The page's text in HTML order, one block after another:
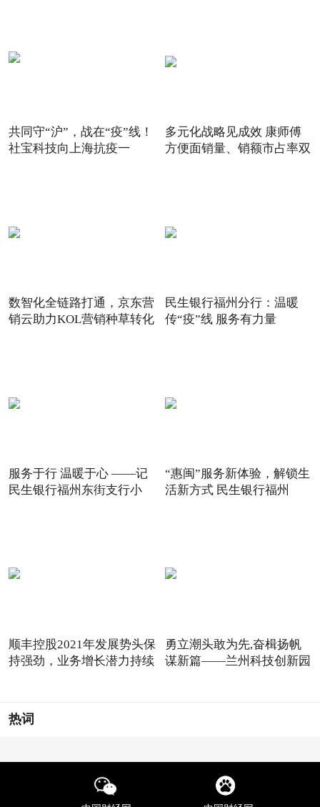
共同守“沪”，战在“疫”线！
社宝科技向上海抗疫一
多元化战略见成效 康师傅
方便面销量、销额市占率双
数智化全链路打通，京东营
销云助力KOL营销种草转化
民生银行福州分行：温暖
传“疫”线 服务有力量
服务于行 温暖于心 ——记
民生银行福州东街支行小
“惠闽”服务新体验，解锁生
活新方式 民生银行福州
顺丰控股2021年发展势头保
持强劲，业务增长潜力持续
勇立潮头敢为先,奋楫扬帆
谋新篇——兰州科技创新园
热词